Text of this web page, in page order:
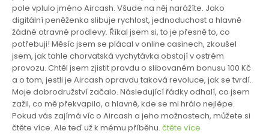
pole vplulo jméno Aircash. Všude na něj narážíte. Jako
digitální peněženka slibuje rychlost, jednoduchost a hlavně
žádné otravné prodlevy. Říkal jsem si, to je přesně to, co
potřebuji! Měsíc jsem se plácal v online casinech, zkoušel
jsem, jak tahle chorvatská vychytávka obstojí v ostrém
provozu. Chtěl jsem zjistit pravdu o slibovaném bonusu 100 Kč
a o tom, jestli je Aircash opravdu taková revoluce, jak se tvrdí.
Moje dobrodružství začalo. Následující řádky odhalí, co jsem
zažil, co mě překvapilo, a hlavně, kde se mi hrálo nejlépe.
Pokud vás zajímá víc o Aircash a jeho možnostech, můžete si
čtěte více. Ale teď už k mému příběhu. čtěte více